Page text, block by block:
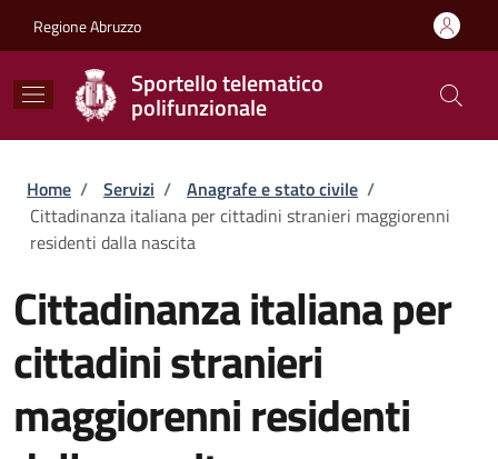
Regione Abruzzo
Sportello telematico
polifunzionale
Briciole di pane
Home / Servizi / Anagrafe e stato civile /
Cittadinanza italiana per cittadini stranieri maggiorenni
residenti dalla nascita
Cittadinanza italiana per
cittadini stranieri
maggiorenni residenti